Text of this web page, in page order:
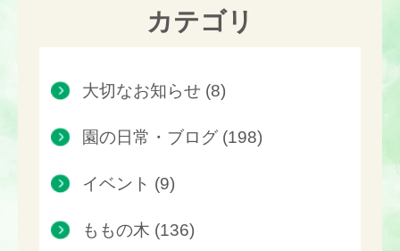
カテゴリ
大切なお知らせ (8)
園の日常・ブログ (198)
イベント (9)
ももの木 (136)